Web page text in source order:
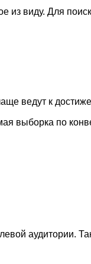
из виду. Для
ведут к
выборка по
аудитории.